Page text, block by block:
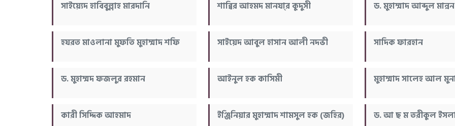
সাইয়্যেদ হাবিবুল্লাহ মারদানি শাব্বির আহমদ মানযা্র কুদুসী ড. মুহাম্মাদ আব্দুল মান্নন
হযরত মাওলানা মুফতি মুহাম্মাদ শফি সাইয়েদ আবুল হাসান আলী নদভী সাদিক ফারহান
ড. মুহাম্মদ ফজলুর রহমান আইনুল হক কাসিমী মুহাম্মাদ সালেহ আল
কারী সিদ্দিক আহমাদ ইঞ্জিনিয়ার মুহাম্মাদ শামসুল হক (জহির) ড. আ ছ ম তরীকুল